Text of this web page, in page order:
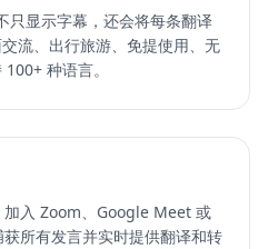
显示字幕，还会将每条翻译
流、出行旅游、免提使用、无
种语言。
入 Zoom、Google Meet 或
所有发言并实时提供翻译和转